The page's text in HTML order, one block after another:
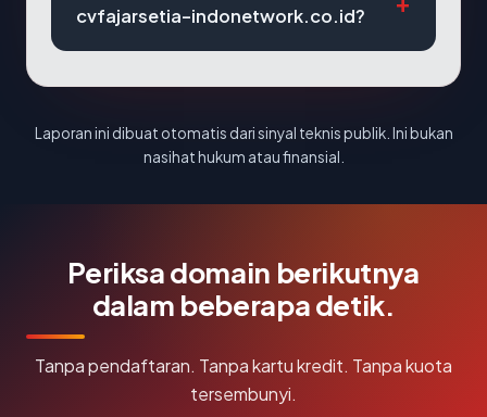
cvfajarsetia-indonetwork.co.id?
Laporan ini dibuat otomatis dari sinyal teknis publik. Ini bukan
nasihat hukum atau finansial.
Periksa domain berikutnya
dalam beberapa detik.
Tanpa pendaftaran. Tanpa kartu kredit. Tanpa kuota
tersembunyi.